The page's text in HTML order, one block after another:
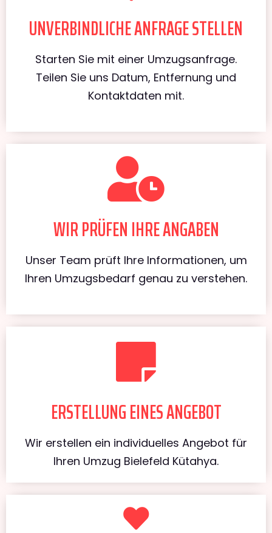
UNVERBINDLICHE ANFRAGE STELLEN
Starten Sie mit einer Umzugsanfrage.
Teilen Sie uns Datum, Entfernung und
Kontaktdaten mit.
WIR PRÜFEN IHRE ANGABEN
Unser Team prüft Ihre Informationen, um
Ihren Umzugsbedarf genau zu verstehen.
ERSTELLUNG EINES ANGEBOT
Wir erstellen ein individuelles Angebot für
Ihren Umzug Bielefeld Kütahya.